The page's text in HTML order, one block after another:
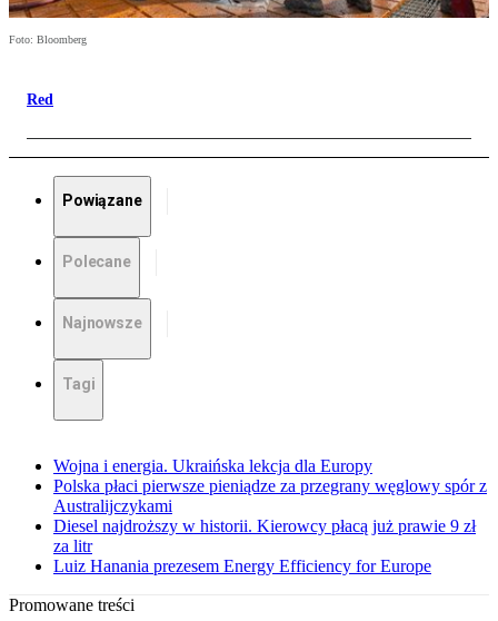
Foto: Bloomberg
Red
Powiązane
Polecane
Najnowsze
Tagi
Wojna i energia. Ukraińska lekcja dla Europy
Polska płaci pierwsze pieniądze za przegrany węglowy spór z
Australijczykami
Diesel najdroższy w historii. Kierowcy płacą już prawie 9 zł
za litr
Luiz Hanania prezesem Energy Efficiency for Europe
Promowane treści